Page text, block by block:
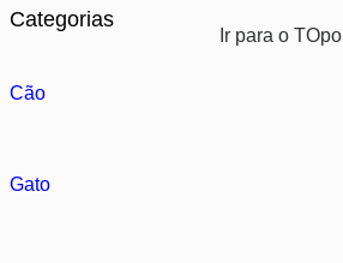
Ir para o TOpo
Categorias
Cão
Gato